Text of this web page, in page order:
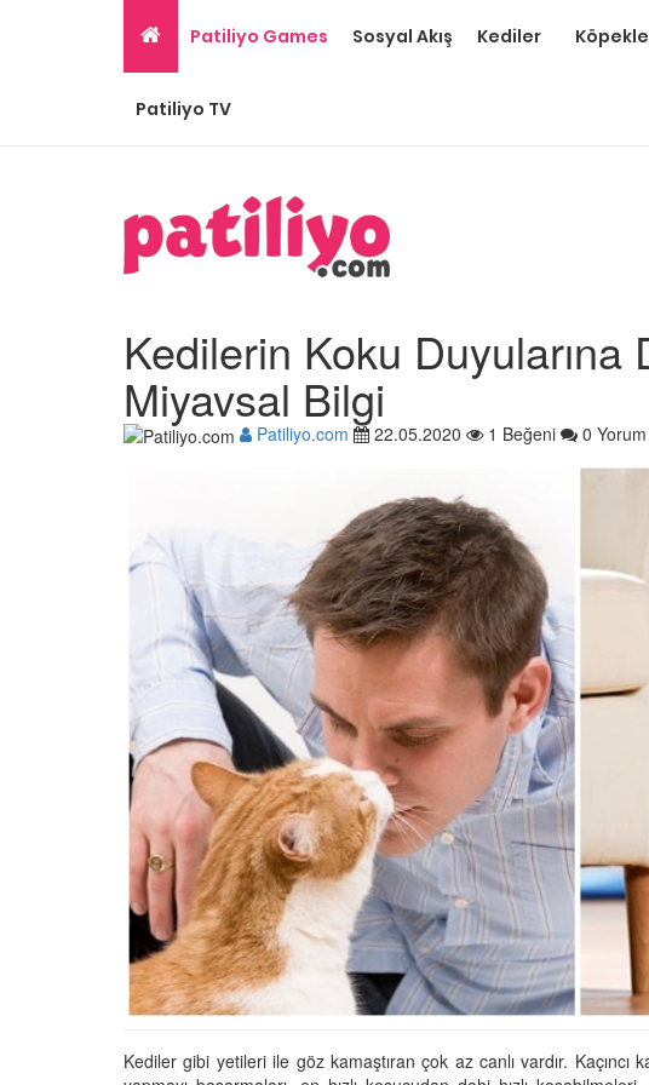
Patiliyo Games Sosyal Akış Kediler
Patiliyo TV
Kedilerin Koku Duyularına
Miyavsal Bilgi
Patiliyo.com 22.05.2020 1 Beğeni 0 Yorum
Kediler gibi yetileri ile göz kamaştıran çok az canlı vardır.
Özellikleri
26.05.2020
Tüm İnsanların Ders Çıkarması
Gereken 26 Hayvansever Söz
22.05.2020
Anne Kedi Yavrusunu Neden
Reddeder ve Terk Eder?
22.05.2020
Evde Beslenebilecek En Tatlı 21
Küçük Kedi Cinsi
22.05.2020
Yavru Kedilerde Pire Nasıl
Temizlenir?
22.05.2020